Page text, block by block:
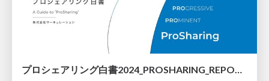
プロシェアリング白書2024_PROSHARING_REPORT_2024